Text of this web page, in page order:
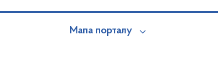
Мапа порталу